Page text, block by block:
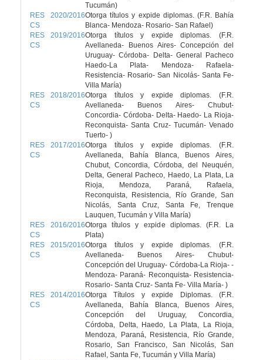
Tucumán)
RES 2020/2016
CS
Otorga títulos y expide diplomas. (F.R. Bahía
Blanca- Mendoza- Rosario- San Rafael)
RES 2019/2016
CS
Otorga títulos y expide diplomas. (F.R.
Avellaneda- Buenos Aires- Concepción del
Uruguay- Córdoba- Delta- General Pacheco
Haedo-La Plata- Mendoza- Rafaela-
Resistencia- Rosario- San Nicolás- Santa Fe-
Villa María)
RES 2018/2016
CS
Otorga títulos y expide diplomas. (F.R.
Avellaneda- Buenos Aires- Chubut-
Concordia- Córdoba- Delta- Haedo- La Rioja-
Reconquista- Santa Cruz- Tucumán- Venado
Tuerto- )
RES 2017/2016
CS
Otorga títulos y expide diplomas. (F.R.
Avellaneda, Bahía Blanca, Buenos Aires,
Chubut, Concordia, Córdoba, del Neuquén,
Delta, General Pacheco, Haedo, La Plata, La
Rioja, Mendoza, Paraná, Rafaela,
Reconquista, Resistencia, Río Grande, San
Nicolás, Santa Cruz, Santa Fe, Trenque
Lauquen, Tucumán y Villa María)
RES 2016/2016
CS
Otorga títulos y expide diplomas. (F.R. La
Plata)
RES 2015/2016
CS
Otorga títulos y expide diplomas. (F.R.
Avellaneda- Buenos Aires- Chubut-
Concepción del Uruguay- Córdoba-La Rioja- -
Mendoza- Paraná- Reconquista- Resistencia-
Rosario- Santa Cruz- Santa Fe- Villa María- )
RES 2014/2016
CS
Otorga Títulos y expide Diplomas. (F.R.
Avellaneda, Bahía Blanca, Buenos Aires,
Concepción del Uruguay, Concordia,
Córdoba, Delta, Haedo, La Plata, La Rioja,
Mendoza, Paraná, Resistencia, Río Grande,
Rosario, San Francisco, San Nicolás, San
Rafael, Santa Fe, Tucumán y Villa María)